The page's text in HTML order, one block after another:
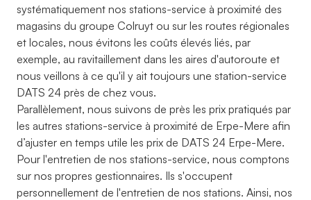
systématiquement nos stations-service à proximité des
magasins du groupe Colruyt ou sur les routes régionales
et locales, nous évitons les coûts élevés liés, par
exemple, au ravitaillement dans les aires d'autoroute et
nous veillons à ce qu'il y ait toujours une station-service
DATS 24 près de chez vous.
Parallèlement, nous suivons de près les prix pratiqués par
les autres stations-service à proximité de Erpe-Mere afin
d’ajuster en temps utile les prix de DATS 24 Erpe-Mere.
Pour l'entretien de nos stations-service, nous comptons
sur nos propres gestionnaires. Ils s'occupent
personnellement de l'entretien de nos stations. Ainsi, nos